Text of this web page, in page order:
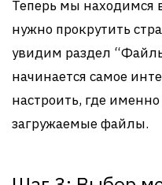
Теперь мы находимся
нужно прокрутить
увидим раздел
начинается самое
настроить, где
загружаемые файлы.